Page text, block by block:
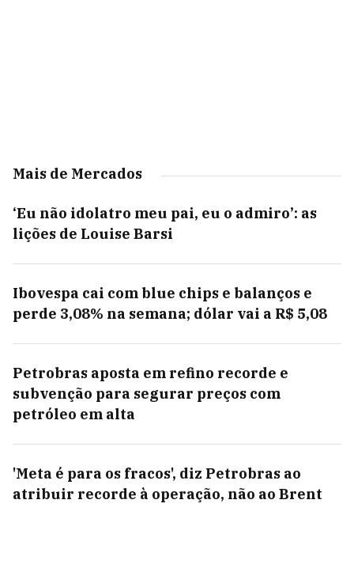
Mais de Mercados
‘Eu não idolatro meu pai, eu o admiro’: as
lições de Louise Barsi
Ibovespa cai com blue chips e balanços e
perde 3,08% na semana; dólar vai a R$ 5,08
Petrobras aposta em refino recorde e
subvenção para segurar preços com
petróleo em alta
'Meta é para os fracos', diz Petrobras ao
atribuir recorde à operação, não ao Brent